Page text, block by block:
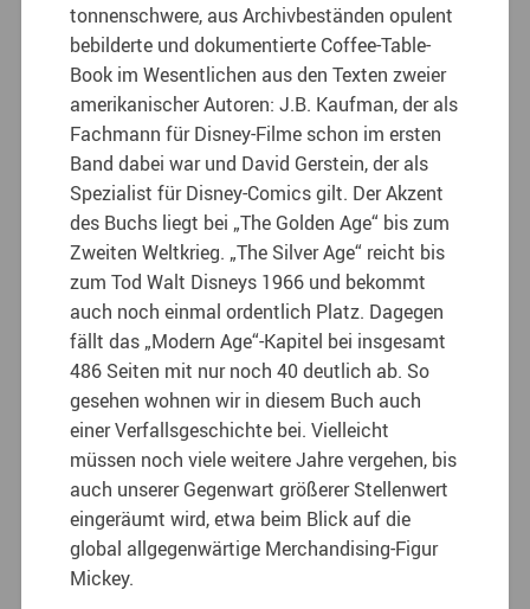
tonnenschwere, aus Archivbeständen opulent
bebilderte und dokumentierte Coffee-Table-
Book im Wesentlichen aus den Texten zweier
amerikanischer Autoren: J.B. Kaufman, der als
Fachmann für Disney-Filme schon im ersten
Band dabei war und David Gerstein, der als
Spezialist für Disney-Comics gilt. Der Akzent
des Buchs liegt bei „The Golden Age“ bis zum
Zweiten Weltkrieg. „The Silver Age“ reicht bis
zum Tod Walt Disneys 1966 und bekommt
auch noch einmal ordentlich Platz. Dagegen
fällt das „Modern Age“-Kapitel bei insgesamt
486 Seiten mit nur noch 40 deutlich ab. So
gesehen wohnen wir in diesem Buch auch
einer Verfallsgeschichte bei. Vielleicht
müssen noch viele weitere Jahre vergehen, bis
auch unserer Gegenwart größerer Stellenwert
eingeräumt wird, etwa beim Blick auf die
global allgegenwärtige Merchandising-Figur
Mickey.